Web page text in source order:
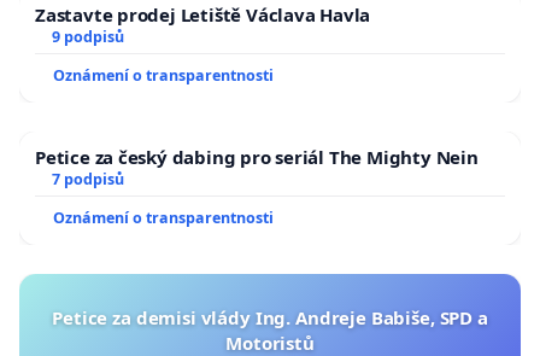
Zastavte prodej Letiště Václava Havla
9 podpisů
Oznámení o transparentnosti
Petice za český dabing pro seriál The Mighty Nein
7 podpisů
Oznámení o transparentnosti
Petice za demisi vlády Ing. Andreje Babiše, SPD a
Motoristů